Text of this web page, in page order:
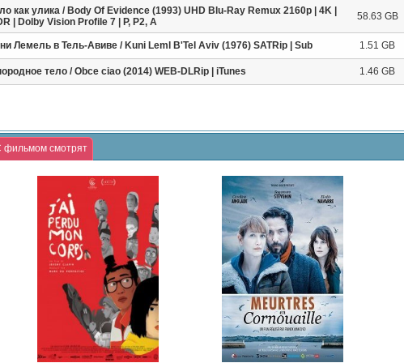
как улика / Body Of Evidence (1993) UHD Blu-Ray Remux 2160p | 4K |
| Dolby Vision Profile 7 | P, P2, A
58.63 GB
Лемель в Тель-Авиве / Kuni Leml B'Tel Aviv (1976) SATRip | Sub 1.51 GB
тело / Obce ciao (2014) WEB-DLRip | iTunes 1.46 GB
фильмом смотрят